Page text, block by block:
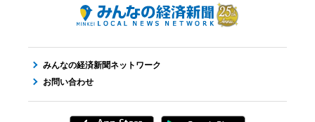
みんなの経済新聞ネットワーク
お問い合わせ